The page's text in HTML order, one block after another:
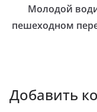
Молодой
пешеходном
Добавить